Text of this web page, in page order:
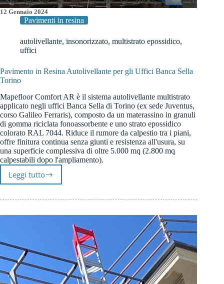
12 Gennaio 2024
Pavimenti in resina
autolivellante, insonorizzato, multistrato epossidico,
uffici
Pavimento in Resina Autolivellante per gli Uffici Banca Sella
Torino
Mapefloor Comfort AR è il sistema autolivellante multistrato
applicato negli uffici Banca Sella di Torino (ex sede Juventus,
corso Galileo Ferraris), composto da un materassino in granuli
di gomma riciclata fonoassorbente e uno strato epossidico
colorato RAL 7044. Riduce il rumore da calpestio tra i piani,
offre finitura continua senza giunti e resistenza all'usura, su
una superficie complessiva di oltre 5.000 mq (2.800 mq
calpestabili dopo l'ampliamento).
Leggi tuttoPavimento
Resina
Banca
Sella
Torino